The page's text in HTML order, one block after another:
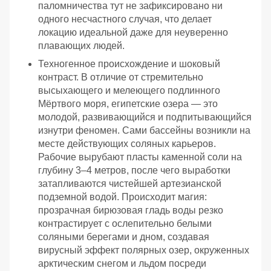
паломничества тут не зафиксировано ни
одного несчастного случая, что делает
локацию идеальной даже для неуверенно
плавающих людей.
Техногенное происхождение и шоковый
контраст. В отличие от стремительно
высыхающего и мелеющего подлинного
Мёртвого моря, египетские озера — это
молодой, развивающийся и подпитывающийся
изнутри феномен. Сами бассейны возникли на
месте действующих соляных карьеров.
Рабочие вырубают пласты каменной соли на
глубину 3–4 метров, после чего выработки
затапливаются чистейшей артезианской
подземной водой. Происходит магия:
прозрачная бирюзовая гладь воды резко
контрастирует с ослепительно белыми
соляными берегами и дном, создавая
вирусный эффект полярных озер, окруженных
арктическим снегом и льдом посреди